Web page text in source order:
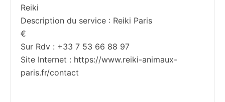
Reiki
Description du service : Reiki Paris
€
Sur Rdv : +33 7 53 66 88 97
Site Internet : https://www.reiki-animaux-
paris.fr/contact